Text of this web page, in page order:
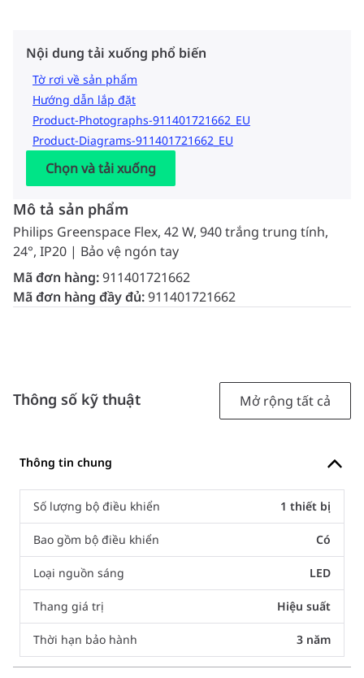
Nội dung tải xuống phổ biến
Tờ rơi về sản phẩm
Hướng dẫn lắp đặt
Product-Photographs-911401721662_EU
Product-Diagrams-911401721662_EU
Chọn và tải xuống
Mô tả sản phẩm
Philips Greenspace Flex, 42 W, 940 trắng trung tính,
24°, IP20 | Bảo vệ ngón tay
Mã đơn hàng:911401721662
Mã đơn hàng đầy đủ:911401721662
Thông số kỹ thuật Mở rộng tất cả
Thông tin chung
Số lượng bộ điều khiển 1 thiết bị
Bao gồm bộ điều khiển Có
Loại nguồn sáng LED
Thang giá trị Hiệu suất
Thời hạn bảo hành 3 năm